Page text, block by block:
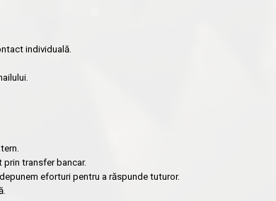
individuală.
transfer bancar.
eforturi pentru a răspunde tuturor.